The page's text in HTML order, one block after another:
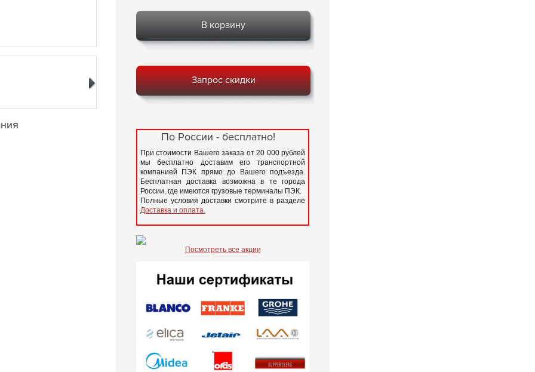
В корзину
Запрос скидки
По России - бесплатно!
При стоимости Вашего заказа от 20 000 рублей
мы бесплатно доставим его транспортной
компанией ПЭК прямо до Вашего подъезда.
Бесплатная доставка возможна в те города
России, где имеются грузовые терминалы ПЭК.
Полные условия доставки смотрите в разделе
Доставка и оплата.
Посмотреть все акции